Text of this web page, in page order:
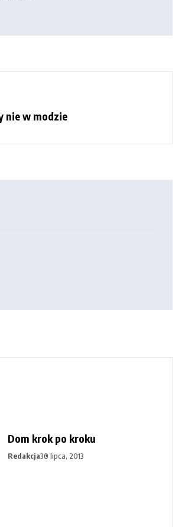
nie w modzie
Dom krok po kroku
Redakcja30 lipca, 2013